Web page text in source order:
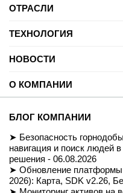
ОТРАСЛИ
Торговые центры
Автомобильные услуги
Спорт
Производство
Культура и развлечения
Здравоохранение
Недвижимость и офисы
Музеи
Транспорт
Ритейл
Навигация транспортных
Строительство
ТЕХНОЛОГИЯ
SDK для Indoor навигации
Позиционирование внутри
Реализованные проекты
Для разработчиков
FAQ
Документация
Вход/Регистрация
НОВОСТИ
Вебинары и подкасты
О КОМПАНИИ
Миссия
Команда
Контакты
СОУТ
Политика обработки
Условия доступа к сайту
Приказ Минцифры №511
Магазин
БЛОГ КОМПАНИИ
Безопасность
навигация и поиск людей
решения - 06.08.2026
Обновление
2026): Карта, SDK v2.26,